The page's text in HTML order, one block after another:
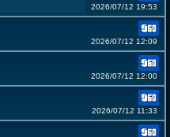
2026/07/12 19:53
2026/07/12 12:09
2026/07/12 12:00
2026/07/12 11:33